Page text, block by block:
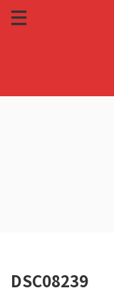
DSC08239